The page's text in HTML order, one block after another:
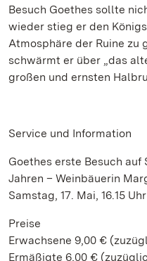
Besuch Goethes sollte
wieder stieg er den
Atmosphäre der Ruine zu
schwärmt er über „das
großen und ernsten
Service und Information
Goethes erste Besuch
Jahren – Weinbäuerin
Samstag, 17. Mai, 16.15 Uhr
Preise
Erwachsene 9,00 €
Ermäßigte 6,00 €